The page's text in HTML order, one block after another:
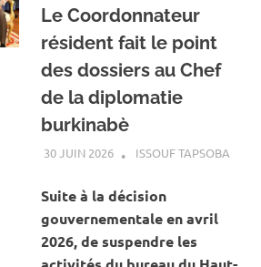
Le Coordonnateur
résident fait le point
des dossiers au Chef
de la diplomatie
burkinabè
30 JUIN 2026 ISSOUF TAPSOBAA LA
Suite à la décision
gouvernementale en avril
2026, de suspendre les